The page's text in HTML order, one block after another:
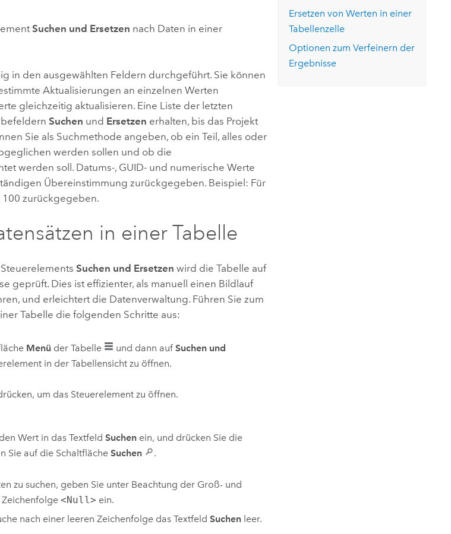
ArcGIS Pro erkunden
Infrastrukturmanagement erkunden
Den Kurs erkunden
Die Story lesen
Suchen und Ersetzen nach Daten in einer
in den ausgewählten Feldern durchgeführt. Sie können
Aktualisierungen an einzelnen Werten
gleichzeitig aktualisieren. Eine Liste der letzten
Suchen und Ersetzen erhalten, bis das Projekt
Sie als Suchmethode angeben, ob ein Teil, alles oder
werden sollen und ob die
werden soll. Datums-, GUID- und numerische Werte
Übereinstimmung zurückgegeben. Beispiel: Für
zurückgegeben.
in einer Tabelle
Suchen und Ersetzen wird die Tabelle auf
geprüft. Dies ist effizienter, als manuell einen Bildlauf
und erleichtert die Datenverwaltung. Führen Sie zum
Tabelle die folgenden Schritte aus:
Menü der Tabelle und dann aufSuchen und
in der Tabellensicht zu öffnen.
um das Steuerelement zu öffnen.
Wert in das TextfeldSuchen ein, und drücken Sie die
Sie auf die SchaltflächeSuchen .
zu suchen, geben Sie unter Beachtung der Groß- und
<Null> ein.
nach einer leeren Zeichenfolge das Textfeld Suchenleer.
Ersetzen von Werten in einer
Tabellenzelle
Optionen zum Verfeinern der
Ergebnisse